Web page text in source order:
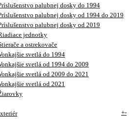
palubnej dosky do 1994
palubnej dosky od 1994 do 2019
palubnej dosky od 2019
jednotky
a ostrekovače
svetlá do 1994
svetlá od 1994 do 2009
svetlá od 2009 do 2021
svetlá od 2021
+-